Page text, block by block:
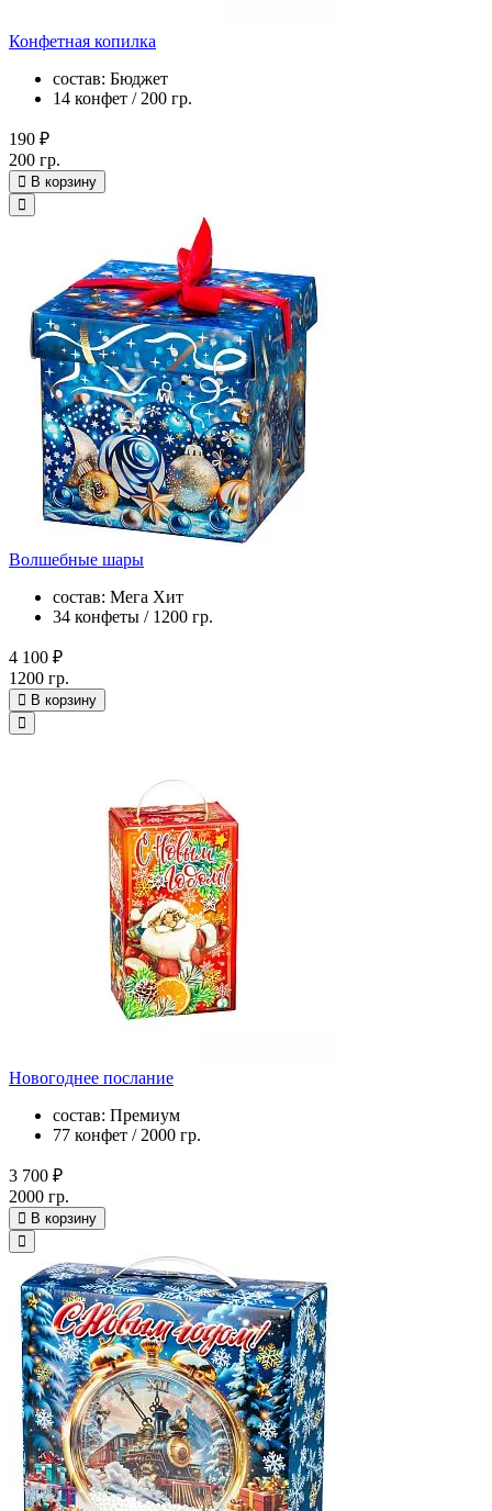
Конфетная копилка
состав: Бюджет
14 конфет / 200 гр.
190 ₽
200 гр.
В корзину
Волшебные шары
состав: Мега Хит
34 конфеты / 1200 гр.
4 100 ₽
1200 гр.
В корзину
Новогоднее послание
состав: Премиум
77 конфет / 2000 гр.
3 700 ₽
2000 гр.
В корзину